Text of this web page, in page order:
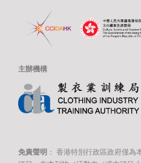
主辦機構
免責聲明 ： 香港特別行政區政府僅為